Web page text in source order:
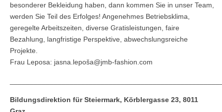
besonderer Bekleidung haben, dann kommen Sie in unser Team,
werden Sie Teil des Erfolges! Angenehmes Betriebsklima,
geregelte Arbeitszeiten, diverse Gratisleistungen, faire
Bezahlung, langfristige Perspektive, abwechslungsreiche
Projekte.
Frau Leposa: jasna.lepoša@jmb-fashion.com
Bildungsdirektion für Steiermark, Körblergasse 23, 8011